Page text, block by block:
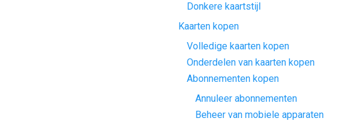
Donkere kaartstijl
Kaarten kopen
Volledige kaarten kopen
Onderdelen van kaarten kopen
Abonnementen kopen
Annuleer abonnementen
Beheer van mobiele apparaten